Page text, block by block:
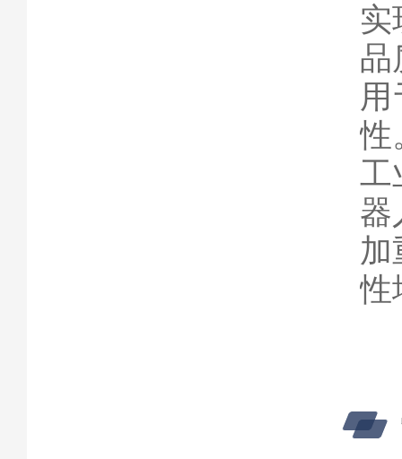
实
品
性
工
器
加
性